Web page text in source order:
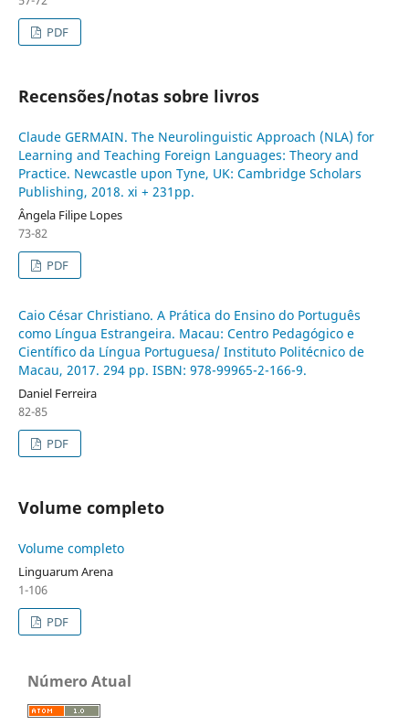
PDF
Recensões/notas sobre livros
Claude GERMAIN. The Neurolinguistic Approach (NLA) for
Learning and Teaching Foreign Languages: Theory and
Practice. Newcastle upon Tyne, UK: Cambridge Scholars
Publishing, 2018. xi + 231pp.
Ângela Filipe Lopes
73-82
PDF
Caio César Christiano. A Prática do Ensino do Português
como Língua Estrangeira. Macau: Centro Pedagógico e
Científico da Língua Portuguesa/ Instituto Politécnico de
Macau, 2017. 294 pp. ISBN: 978-99965-2-166-9.
Daniel Ferreira
82-85
PDF
Volume completo
Volume completo
Linguarum Arena
1-106
PDF
Número Atual